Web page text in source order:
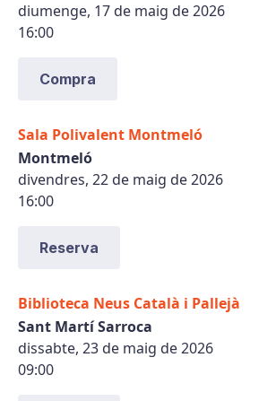
diumenge, 17 de maig de 2026
16:00
Compra
Sala Polivalent Montmeló
Montmeló
divendres, 22 de maig de 2026
16:00
Reserva
Biblioteca Neus Català i Pallejà
Sant Martí Sarroca
dissabte, 23 de maig de 2026
09:00